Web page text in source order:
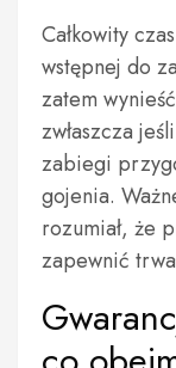
Całkowity
wstępnej do
zatem
zwłaszcza
zabiegi
gojenia.
rozumiał, że
zapewnić